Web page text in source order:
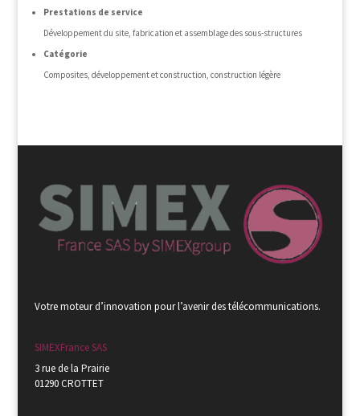
Prestations de service
Développement du site, fabrication et assemblage des sous-structures
Catégorie
Composites, développement et construction, construction légère
Votre moteur d’innovation pour l’avenir des télécommunications.
SIMEXFrance SAS
3 rue de la Prairie
01290 CROTTET